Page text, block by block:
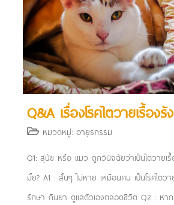
Q&A เรื่องโรคไตวายเรื้องรัง
หมวดหมู่: อายุรกรรม
Q1: สุนัข หรือ แมว ถูกวินิจฉัยว่าเป็นไตวายเ
มั้ย? A1 : สั้นๆ ไม่หาย เหมือนคน เป็นโรคไตว
รักษา กินยา ดูแลตัวเองตลอดชีวิต Q2 : หาก